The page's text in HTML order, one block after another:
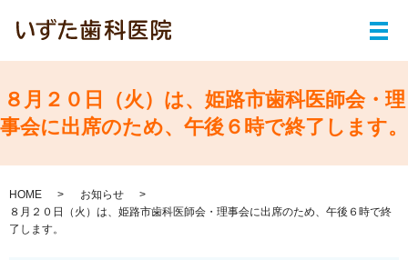
メ
８月２０日（火）は、姫路市歯科医師会・理
事会に出席のため、午後６時で終了します。
HOME
お知らせ
８月２０日（火）は、姫路市歯科医師会・理事会に出席のため、午後６時で終
了します。